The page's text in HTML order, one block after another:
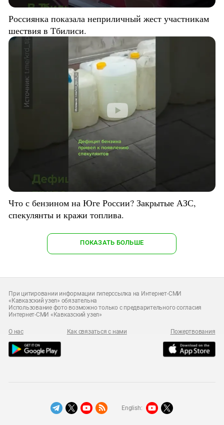
Россиянка показала неприличный жест участникам
шествия в Тбилиси.
Что с бензином на Юге России? Закрытые АЗС,
спекулянты и кражи топлива.
ПОКАЗАТЬ БОЛЬШЕ
При цитировании информации гиперссылка на Интернет-СМИ
«Кавказский узел» обязательна
Использование фото возможно только с предварительного согласия
Интернет-СМИ «Кавказский узел»
О нас Как связаться с нами Пожертвования
English: